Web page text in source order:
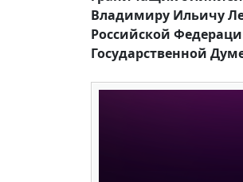
Владимиру Ильичу
Российской
Государственной